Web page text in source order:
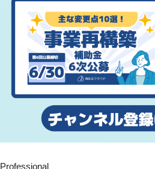
Professional